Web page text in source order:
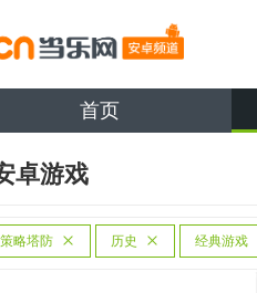
首页
卓游戏
策略塔防 历史 经典游戏